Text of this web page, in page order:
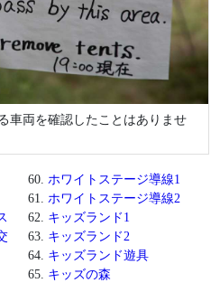
車両を確認したことはありませ
ホワイトステージ導線1
ホワイトステージ導線2
キッズランド1
キッズランド2
キッズランド遊具
キッズの森